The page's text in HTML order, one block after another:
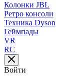
Колонки JBL
Ретро консоли
Техника Dyson
Геймпады
VR
RC
Войти